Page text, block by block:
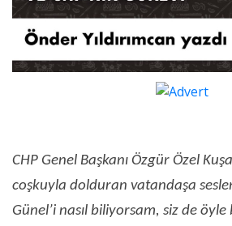
CHP Genel Başkanı Özgür Özel
coşkuyla dolduran vatandaşa
Günel’i nasıl biliyorsam, siz de